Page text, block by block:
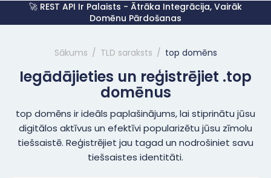
🚀 REST API Ir Palaists - Ātrāka Integrācija, Vairāk
Domēnu Pārdošanas
Sākums TLD saraksts top domēns
Iegādājieties un reģistrējiet .top
domēnus
top domēns ir ideāls paplašinājums, lai stiprinātu jūsu
digitālos aktīvus un efektīvi popularizētu jūsu zīmolu
tiešsaistē. Reģistrējiet jau tagad un nodrošiniet savu
tiešsaistes identitāti.